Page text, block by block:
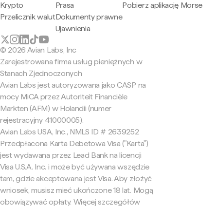
Krypto
Przelicznik walut
Prasa
Dokumenty prawne
Ujawnienia
Pobierz aplikację Morse
© 2026 Avian Labs, Inc
Zarejestrowana firma usług pieniężnych w
Stanach Zjednoczonych
Avian Labs jest autoryzowana jako CASP na
mocy MiCA przez Autoriteit Financiële
Markten (AFM) w Holandii (numer
rejestracyjny 41000005).
Avian Labs USA, Inc., NMLS ID # 2639252
Przedpłacona Karta Debetowa Visa ("Karta")
jest wydawana przez Lead Bank na licencji
Visa U.S.A. Inc. i może być używana wszędzie
tam, gdzie akceptowana jest Visa. Aby złożyć
wniosek, musisz mieć ukończone 18 lat. Mogą
obowiązywać opłaty. Więcej szczegółów